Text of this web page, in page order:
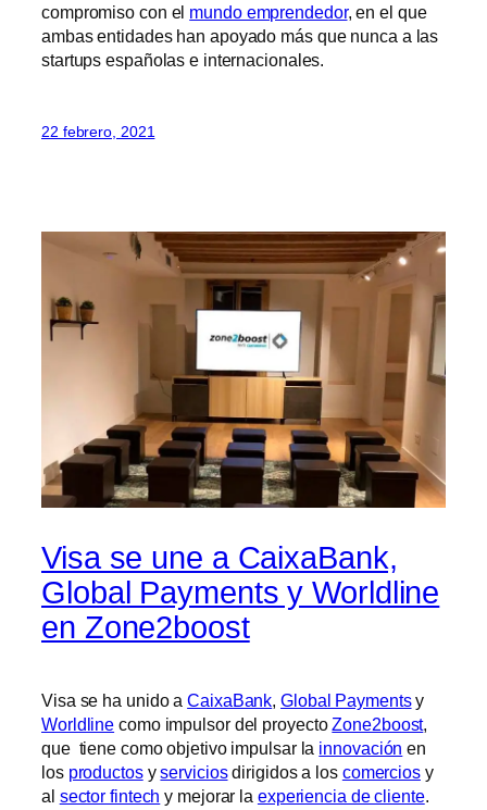
compromiso con el mundo emprendedor, en el que
ambas entidades han apoyado más que nunca a las
startups españolas e internacionales.
22 febrero, 2021
Visa se une a CaixaBank,
Global Payments y Worldline
en Zone2boost
Visa se ha unido aCaixaBank ,Global Paymentsy
Worldline como impulsor del proyecto Zone2boost,
que tiene como objetivo impulsar la innovación en
los productosyserviciosdirigidos a los comerciosy
al sector fintech y mejorar la experiencia de cliente.